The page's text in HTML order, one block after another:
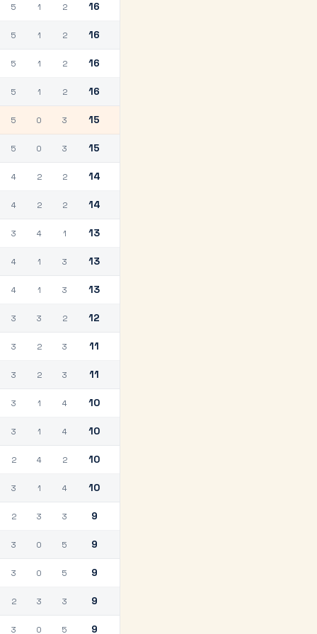
5 1 2 16
5 1 2 16
5 1 2 16
5 1 2 16
5 0 3 15
5 0 3 15
4 2 2 14
4 2 2 14
3 4 1 13
4 1 3 13
4 1 3 13
3 3 2 12
3 2 3 11
3 2 3 11
3 1 4 10
3 1 4 10
2 4 2 10
3 1 4 10
2 3 3 9
3 0 5 9
3 0 5 9
2 3 3 9
3 0 5 9